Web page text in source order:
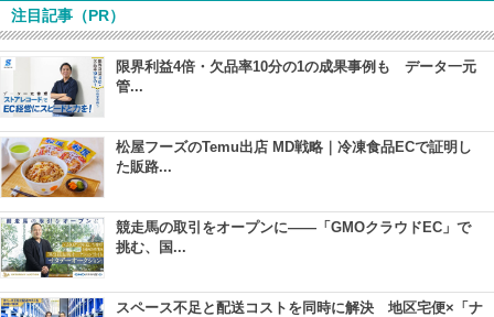
注目記事（PR）
限界利益4倍・欠品率10分の1の成果事例も データ一元
管...
松屋フーズのTemu出店 MD戦略｜冷凍食品ECで証明し
た販路...
競走馬の取引をオープンに――「GMOクラウドEC」で
挑む、国...
スペース不足と配送コストを同時に解決 地区宅便×「ナ